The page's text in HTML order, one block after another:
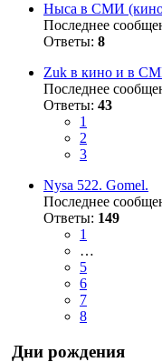
Ныса в СМИ
Последнее
Ответы: 8
Zuk в кино и в
Последнее
Ответы: 43
1
2
3
Nysa 522. Gomel.
Последнее
Ответы: 149
1
…
5
6
7
8
Дни рождения